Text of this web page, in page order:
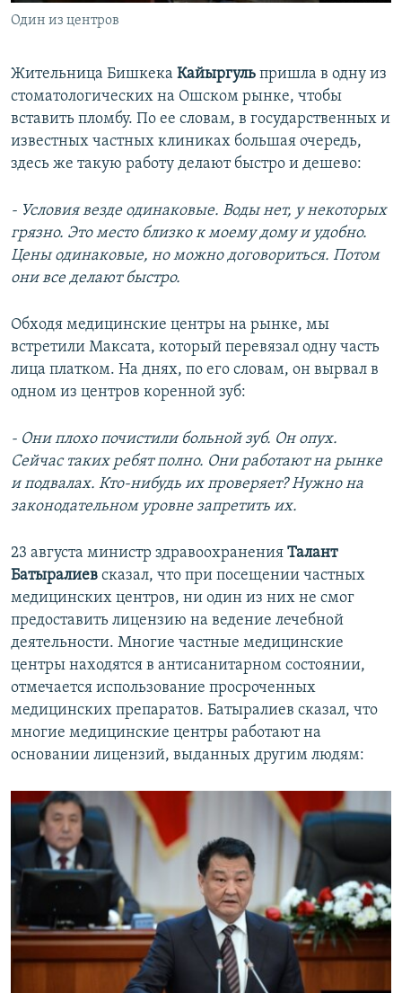
Один из центров
​Жительница Бишкека Кайыргуль пришла в одну из
стоматологических на Ошском рынке, чтобы
вставить пломбу. По ее словам, в государственных и
известных частных клиниках большая очередь,
здесь же такую работу делают быстро и дешево:
- Условия везде одинаковые. Воды нет, у некоторых
грязно. Это место близко к моему дому и удобно.
Цены одинаковые, но можно договориться. Потом
они все делают быстро.
Обходя медицинские центры на рынке, мы
встретили Максата, который перевязал одну часть
лица платком. На днях, по его словам, он вырвал в
одном из центров коренной зуб:
- Они плохо почистили больной зуб. Он опух.
Сейчас таких ребят полно. Они работают на рынке
и подвалах. Кто-нибудь их проверяет? Нужно на
законодательном уровне запретить их.
23 августа министр здравоохранения Талант
Батыралиев сказал, что при посещении частных
медицинских центров, ни один из них не смог
предоставить лицензию на ведение лечебной
деятельности. Многие частные медицинские
центры находятся в антисанитарном состоянии,
отмечается использование просроченных
медицинских препаратов. Батыралиев сказал, что
многие медицинские центры работают на
основании лицензий, выданных другим людям: